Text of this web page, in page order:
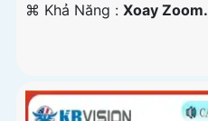
️⌘ Khả Năng : Xoay Zoom.